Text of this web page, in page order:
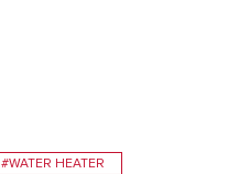
#WATER HEATER